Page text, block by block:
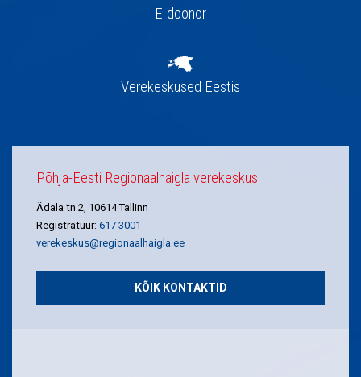
E-doonor
Verekeskused Eestis
Põhja-Eesti Regionaalhaigla verekeskus
Ädala tn 2, 10614 Tallinn
Registratuur: 617 3001
verekeskus@regionaalhaigla.ee
KÕIK KONTAKTID